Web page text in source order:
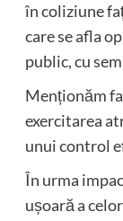
în coliziune
care se afla
public, cu
Menționăm
exercitarea
unui control
În urma
ușoară a